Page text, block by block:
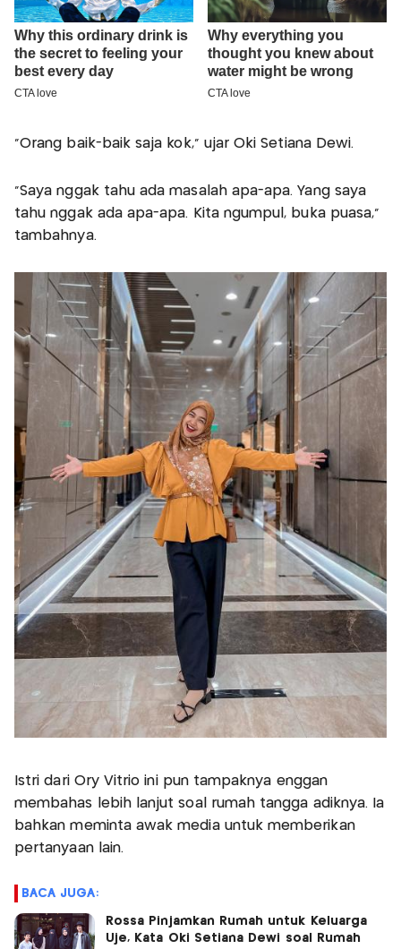
"Orang baik-baik saja kok," ujar Oki Setiana Dewi.
"Saya nggak tahu ada masalah apa-apa. Yang saya
tahu nggak ada apa-apa. Kita ngumpul, buka puasa,"
tambahnya.
Istri dari Ory Vitrio ini pun tampaknya enggan
membahas lebih lanjut soal rumah tangga adiknya. Ia
bahkan meminta awak media untuk memberikan
pertanyaan lain.
BACA JUGA:
Rossa Pinjamkan Rumah untuk Keluarga
Uje, Kata Oki Setiana Dewi soal Rumah